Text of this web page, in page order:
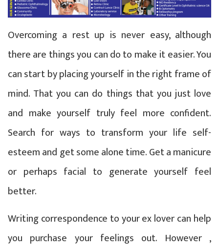
Overcoming a rest up is never easy, although
there are things you can do to make it easier. You
can start by placing yourself in the right frame of
mind. That you can do things that you just love
and make yourself truly feel more confident.
Search for ways to transform your life self-
esteem and get some alone time. Get a manicure
or perhaps facial to generate yourself feel
better.
Writing correspondence to your ex lover can help
you purchase your feelings out. However ,